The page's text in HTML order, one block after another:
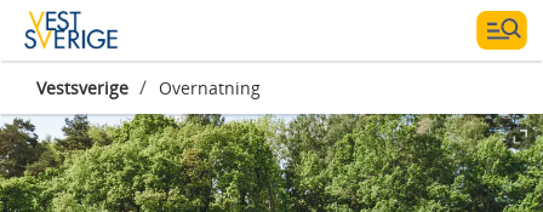
Vestsverige / Overnatning